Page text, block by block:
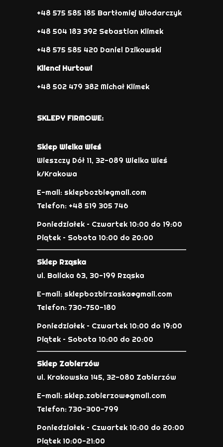
+48 575 585 185 Bartłomiej Włodarczyk
+48 504 183 392 Sebastian Klimek
+48 575 585 420 Daniel Dzikowski
Klienci Hurtowi
+48 502 479 382 Michał Klimek
SKLEPY FIRMOWE:
Sklep Wielka Wieś
Wieszczy Dół 11, 32-089 Wielka Wieś
k/Krakowa
E-mail: sklepbozbi@gmail.com
Telefon: +48 519 305 746
Poniedziałek – Czwartek 10:00 do 19:00
Piątek – Sobota 10:00 do 20:00
Sklep Rząska
ul. Balicka 63, 30-199 Rząska
E-mail: sklepbozbirzaska@gmail.com
Telefon: 730-750-180
Poniedziałek – Czwartek 10:00 do 19:00
Piątek – Sobota 10:00 do 20:00
Sklep Zabierzów
ul. Krakowska 145, 32-080 Zabierzów
E-mail: sklep.zabierzow@gmail.com
Telefon: 730-300-799
Poniedziałek – Czwartek 10:00 do 20:00
Piątek 10:00-21:00